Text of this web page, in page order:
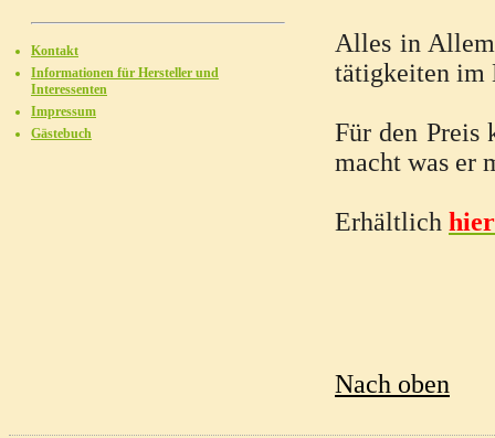
Alles in
tätigkeiten im
Für den Preis
macht was er
Erhältlich hier
Nach oben
Kontakt
Informationen für Hersteller und
Interessenten
Impressum
Gästebuch